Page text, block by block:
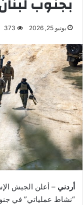
يونيو 25, 2026 373
أردني – أعلن الجيش
“نشاط عملياتي” في